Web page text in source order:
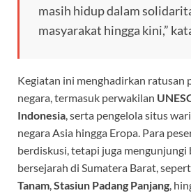
masih hidup dalam
masyarakat hingga kini,”
Kegiatan ini menghadirkan ratusan
negara, termasuk perwakilan
Indonesia, serta pengelola situs
negara Asia hingga Eropa. Para
berdiskusi, tetapi juga mengunjungi
bersejarah di Sumatera Barat,
Tanam,Stasiun Padang Panjang,